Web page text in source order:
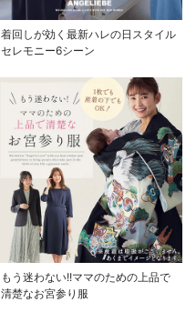
着回しが効く最新ハレの日スタイル
セレモニー6シーン
もう迷わない!!ママのための上品で
清楚なお宮参り服